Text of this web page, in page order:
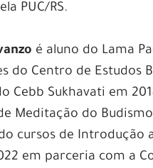
PUC/RS.
é aluno do Lama
do Centro de Estudos
Cebb Sukhavati em
Meditação do
cursos de Introdução
em parceria com a